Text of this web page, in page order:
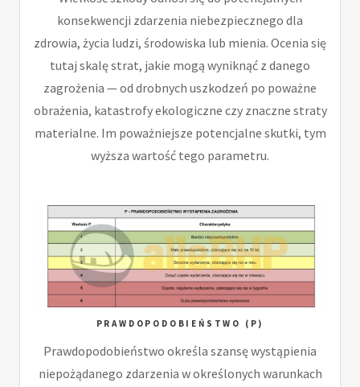
konsekwencji zdarzenia niebezpiecznego dla
zdrowia, życia ludzi, środowiska lub mienia. Ocenia się
tutaj skalę strat, jakie mogą wyniknąć z danego
zagrożenia — od drobnych uszkodzeń po poważne
obrażenia, katastrofy ekologiczne czy znaczne straty
materialne. Im poważniejsze potencjalne skutki, tym
wyższa wartość tego parametru.
PRAWDOPODOBIEŃSTWO (P)
Prawdopodobieństwo określa szansę wystąpienia
niepożądanego zdarzenia w określonych warunkach